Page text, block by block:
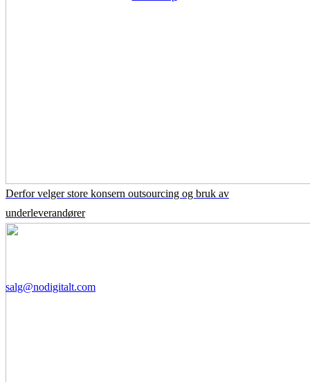
Derfor velger store konsern outsourcing og bruk av
underleverandører
salg@nodigitalt.com